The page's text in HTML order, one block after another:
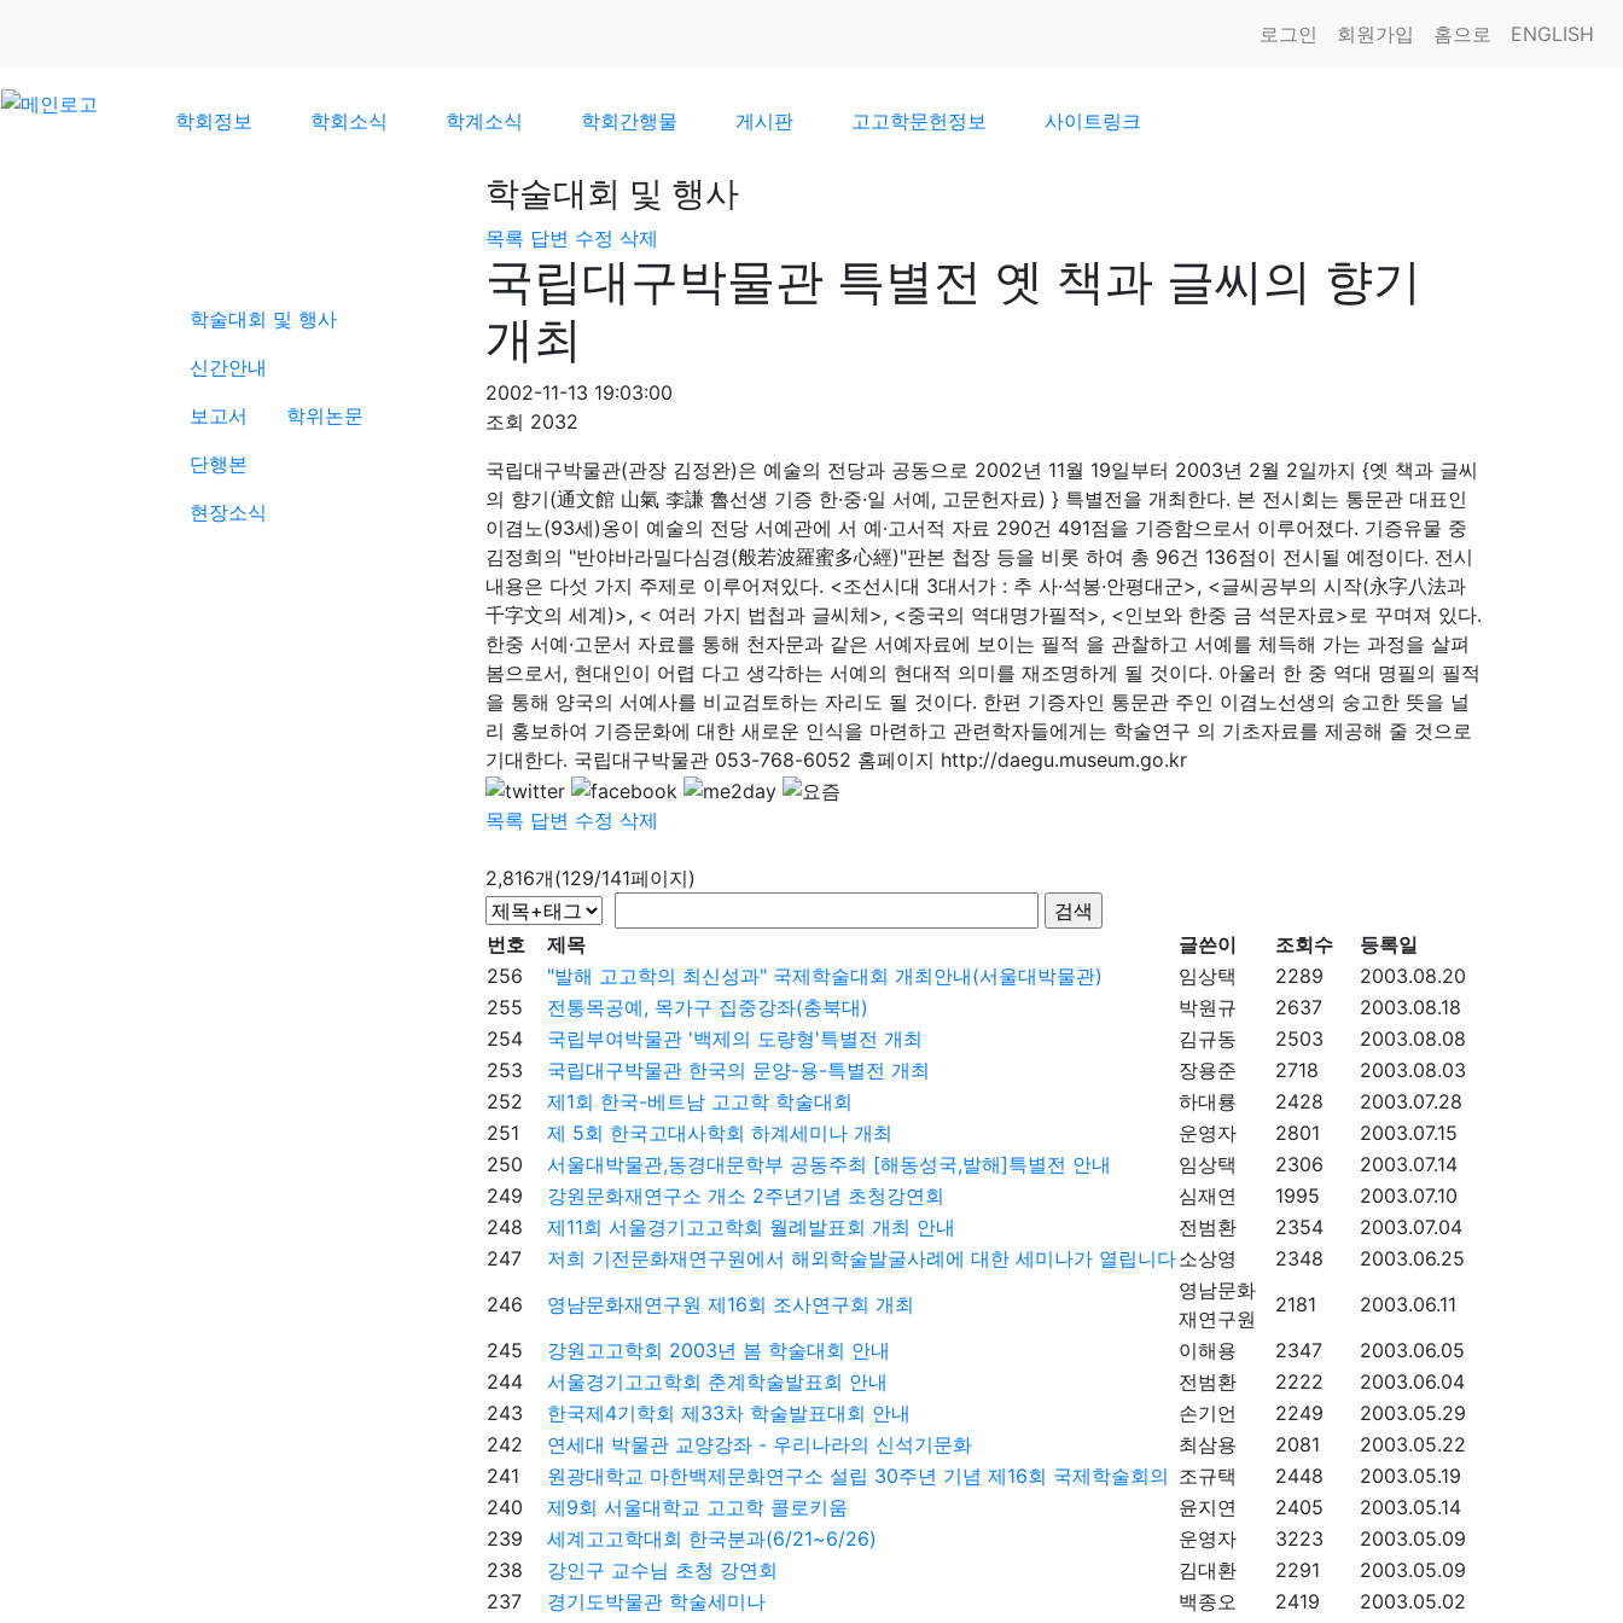
로그인 회원가입 홈으로 ENGLISH
학회정보 학회소식 학계소식 학회간행물 게시판 고고학문헌정보 사이트링크
학술대회 및 행사
신간안내
보고서
학위논문
단행본
현장소식
학술대회 및 행사
목록 답변 수정 삭제
국립대구박물관 특별전 옛 책과 글씨의 향기
개최
2002-11-13 19:03:00
조회 2032
국립대구박물관(관장 김정완)은 예술의 전당과 공동으로 2002년 11월 19일부터 2003년 2월 2일까지 {옛 책과 글씨
의 향기(通文館 山氣 李謙 魯선생 기증 한·중·일 서예, 고문헌자료) } 특별전을 개최한다. 본 전시회는 통문관 대표인
이겸노(93세)옹이 예술의 전당 서예관에 서 예·고서적 자료 290건 491점을 기증함으로서 이루어졌다. 기증유물 중
김정희의 "반야바라밀다심경(般若波羅蜜多心經)"판본 첩장 등을 비롯 하여 총 96건 136점이 전시될 예정이다. 전시
내용은 다섯 가지 주제로 이루어져있다. <조선시대 3대서가 : 추 사·석봉·안평대군>, <글씨공부의 시작(永字八法과
千字文의 세계)>, < 여러 가지 법첩과 글씨체>, <중국의 역대명가필적>, <인보와 한중 금 석문자료>로 꾸며져 있다.
한중 서예·고문서 자료를 통해 천자문과 같은 서예자료에 보이는 필적 을 관찰하고 서예를 체득해 가는 과정을 살펴
봄으로서, 현대인이 어렵 다고 생각하는 서예의 현대적 의미를 재조명하게 될 것이다. 아울러 한 중 역대 명필의 필적
을 통해 양국의 서예사를 비교검토하는 자리도 될 것이다. 한편 기증자인 통문관 주인 이겸노선생의 숭고한 뜻을 널
리 홍보하여 기증문화에 대한 새로운 인식을 마련하고 관련학자들에게는 학술연구 의 기초자료를 제공해 줄 것으로
기대한다. 국립대구박물관 053-768-6052 홈페이지 http://daegu.museum.go.kr
목록 답변 수정 삭제
2,816개(129/141페이지)
번호 제목 글쓴이 조회수
등록일
256
"발해 고고학의 최신성과" 국제학술대회 개최안내(서울대박물관) 임상택 2289
2003.08.20
255
전통목공예, 목가구 집중강좌(충북대) 박원규 2637
2003.08.18
254
국립부여박물관 '백제의 도량형'특별전 개최 김규동 2503
2003.08.08
253
국립대구박물관 한국의 문양-용-특별전 개최 장용준 2718
2003.08.03
252
제1회 한국-베트남 고고학 학술대회 하대룡 2428
2003.07.28
251
제 5회 한국고대사학회 하계세미나 개최 운영자 2801
2003.07.15
250
서울대박물관,동경대문학부 공동주최 [해동성국,발해]특별전 안내 임상택 2306
2003.07.14
249
강원문화재연구소 개소 2주년기념 초청강연회 심재연 1995
2003.07.10
248
제11회 서울경기고고학회 월례발표회 개최 안내 전범환 2354
2003.07.04
247
저희 기전문화재연구원에서 해외학술발굴사례에 대한 세미나가 열립니다소상영 2348
2003.06.25
246
영남문화재연구원 제16회 조사연구회 개최
영남문화
재연구원
2181
2003.06.11
245
강원고고학회 2003년 봄 학술대회 안내 이해용 2347
2003.06.05
244
서울경기고고학회 춘계학술발표회 안내 전범환 2222
2003.06.04
243
한국제4기학회 제33차 학술발표대회 안내 손기언 2249
2003.05.29
242
연세대 박물관 교양강좌 - 우리나라의 신석기문화 최삼용 2081
2003.05.22
241
원광대학교 마한백제문화연구소 설립 30주년 기념 제16회 국제학술회의 조규택 2448
2003.05.19
240
제9회 서울대학교 고고학 콜로키움 윤지연 2405
2003.05.14
239
세계고고학대회 한국분과(6/21~6/26) 운영자 3223
2003.05.09
238
강인구 교수님 초청 강연회 김대환 2291
2003.05.09
237
경기도박물관 학술세미나 백종오 2419 2003.05.02